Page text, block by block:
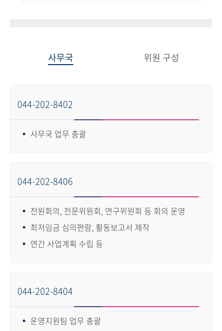
사무국 위원 구성
044-202-8402
사무국 업무 총괄
044-202-8406
전원회의, 전문위원회, 연구위원회 등 회의 운영
최저임금 심의편람, 활동보고서 제작
연간 사업계획 수립 등
044-202-8404
운영지원팀 업무 총괄